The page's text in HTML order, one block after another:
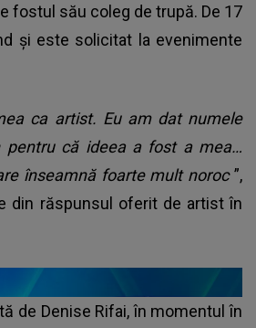
fostul său coleg de trupă. De 17
și este solicitat la evenimente
ca artist. Eu am dat numele
pentru că ideea a fost a mea…
înseamnă foarte mult noroc”,
din răspunsul oferit de artist în
de Denise Rifai, în momentul în